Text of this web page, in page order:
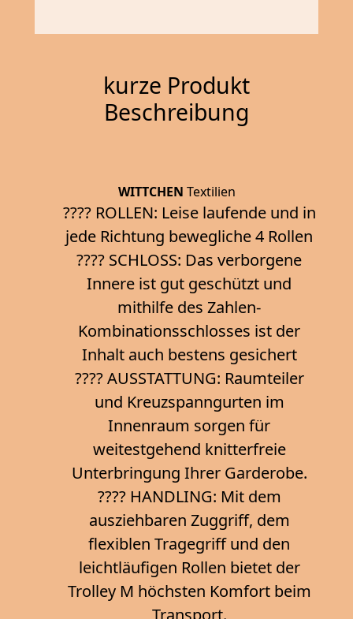
kurze Produkt
Beschreibung
WITTCHEN Textilien
???? ROLLEN: Leise laufende und in
jede Richtung bewegliche 4 Rollen
???? SCHLOSS: Das verborgene
Innere ist gut geschützt und
mithilfe des Zahlen-
Kombinationsschlosses ist der
Inhalt auch bestens gesichert
???? AUSSTATTUNG: Raumteiler
und Kreuzspanngurten im
Innenraum sorgen für
weitestgehend knitterfreie
Unterbringung Ihrer Garderobe.
???? HANDLING: Mit dem
ausziehbaren Zuggriff, dem
flexiblen Tragegriff und den
leichtläufigen Rollen bietet der
Trolley M höchsten Komfort beim